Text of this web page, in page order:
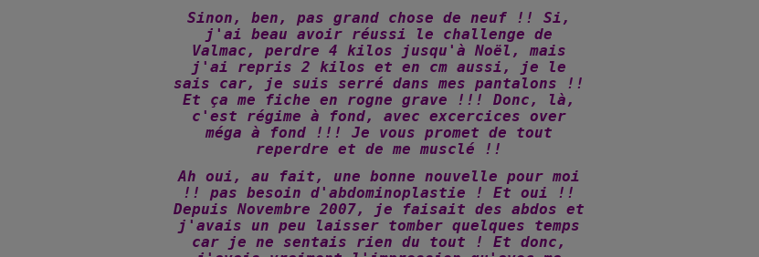
Sinon, ben, pas grand chose de neuf !! Si,
j'ai beau avoir réussi le challenge de
Valmac, perdre 4 kilos jusqu'à Noël, mais
j'ai repris 2 kilos et en cm aussi, je le
sais car, je suis serré dans mes pantalons !!
Et ça me fiche en rogne grave !!! Donc, là,
c'est régime à fond, avec excercices over
méga à fond !!! Je vous promet de tout
reperdre et de me musclé !!
Ah oui, au fait, une bonne nouvelle pour moi
!! pas besoin d'abdominoplastie ! Et oui !!
Depuis Novembre 2007, je faisait des abdos et
j'avais un peu laisser tomber quelques temps
car je ne sentais rien du tout ! Et donc,